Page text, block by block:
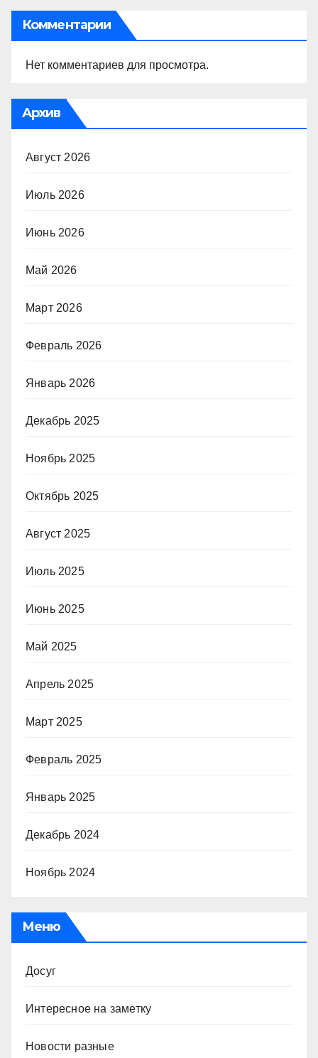
Комментарии
Нет комментариев для просмотра.
Архив
Август 2026
Июль 2026
Июнь 2026
Май 2026
Март 2026
Февраль 2026
Январь 2026
Декабрь 2025
Ноябрь 2025
Октябрь 2025
Август 2025
Июль 2025
Июнь 2025
Май 2025
Апрель 2025
Март 2025
Февраль 2025
Январь 2025
Декабрь 2024
Ноябрь 2024
Меню
Досуг
Интересное на заметку
Новости разные